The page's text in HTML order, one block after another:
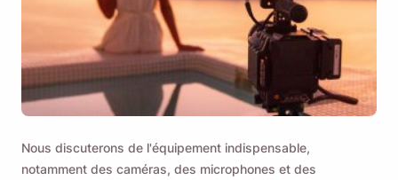
Nous discuterons de l'équipement indispensable,
notamment des caméras, des microphones et des
Rappelez-moi 🔔
Envoyez-vous un rappel pour télécharger
Viddly lorsque vous êtes de retour sur MacOS
ou PC Windows.
Name